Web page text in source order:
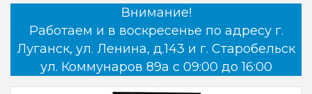
Внимание!
Работаем и в воскресенье по адресу г.
Луганск, ул. Ленина, д.143 и г. Старобельск
ул. Коммунаров 89а с 09:00 до 16:00